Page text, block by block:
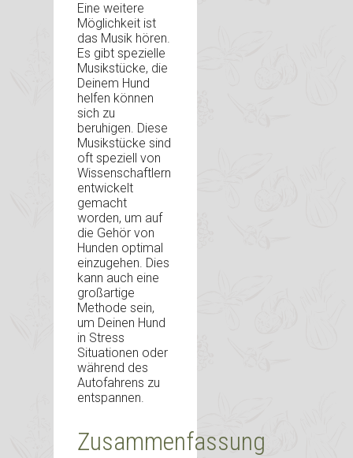
Eine weitere
Möglichkeit ist
das Musik hören.
Es gibt spezielle
Musikstücke, die
Deinem Hund
helfen können
sich zu
beruhigen. Diese
Musikstücke sind
oft speziell von
Wissenschaftlern
entwickelt
gemacht
worden, um auf
die Gehör von
Hunden optimal
einzugehen. Dies
kann auch eine
großartige
Methode sein,
um Deinen Hund
in Stress
Situationen oder
während des
Autofahrens zu
entspannen.
Zusammenfassung